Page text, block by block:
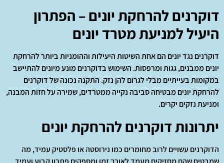
דוקרנים להרחקת יונים – הפתרון
היעיל למניעת מטרד יונים
דוקרנים נגד יונים הם אחת השיטות היעילות וההומניות ביותר להרחקת
יונים ממבנים, גגות ומרפסות. השימוש בדוקרנים מונע מיונים להתיישב
במקומות בעייתיים מבלי לגרום להן נזק. התקנה נכונה של דוקרנים
להרחקת יונים מבטיחה סביבה נקייה ממטרדים, שמירה על חזות המבנה,
ומניעת נזקים יקרים.
יתרונות דוקרנים להרחקת יונים
הדוקרנים עשויים לרוב מחומרים כמו נירוסטה או פלסטיק עמיד, מה